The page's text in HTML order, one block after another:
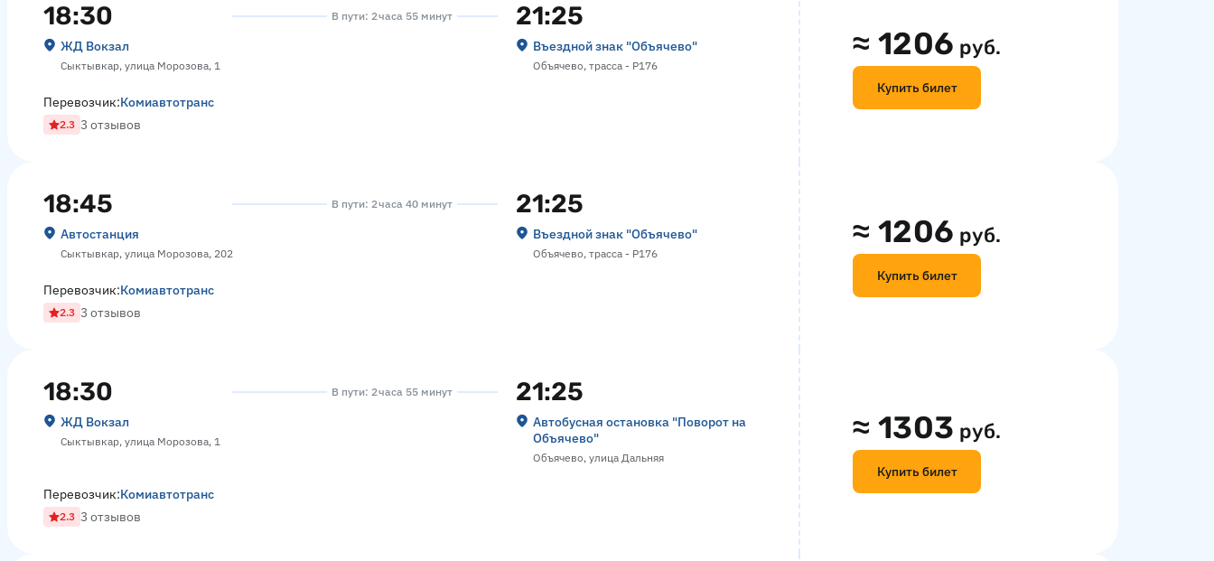
18:30
ЖД Вокзал
Сыктывкар, улица Морозова, 1
В пути: 2 часа 55 минут 21:25
Въездной знак "Объячево"
Объячево, трасса - Р176
≈1206 руб.
Купить билет
Перевозчик:Комиавтотранс
2.3 3 отзывов
18:45
Автостанция
Сыктывкар, улица Морозова, 202
В пути: 2 часа 40 минут 21:25
Въездной знак "Объячево"
Объячево, трасса - Р176
≈1206 руб.
Купить билет
Перевозчик:Комиавтотранс
2.3 3 отзывов
18:30
ЖД Вокзал
Сыктывкар, улица Морозова, 1
В пути: 2 часа 55 минут 21:25
Автобусная остановка "Поворот на
Объячево"
Объячево, улица Дальняя
≈1303 руб.
Купить билет
Перевозчик:Комиавтотранс
2.3 3 отзывов